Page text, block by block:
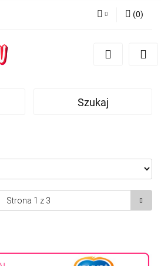
(0)
Szukaj